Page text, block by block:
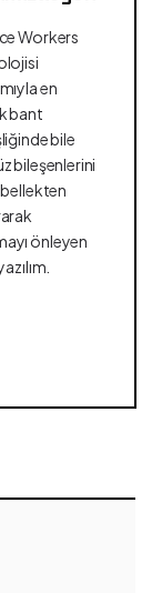
Workers
en
bant
bile
bileşenlerini
önleyen